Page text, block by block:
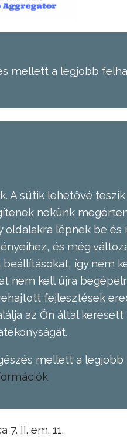
mellett a legjobb
A sütik lehetővé
nekünk
lépnek be
és még
így nem
nem kell újra
fejlesztések
az Ön által
mellett a
II. em. 11.